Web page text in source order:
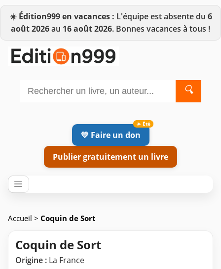
☀️ Édition999 en vacances : L'équipe est absente du 6
août 2026au 16 août 2026. Bonnes vacances à tous !
🔍
💛 Faire un don
Publier gratuitement un livre
Accueil > Coquin de Sort
Coquin de Sort
Origine : La France